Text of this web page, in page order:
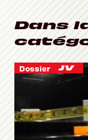
et un public ?
Dans
Dossier